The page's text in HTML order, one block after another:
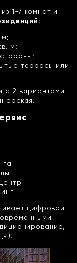
1-7 комнат и
м;
м;
террасы или
с 2 вариантами
га
цифровой